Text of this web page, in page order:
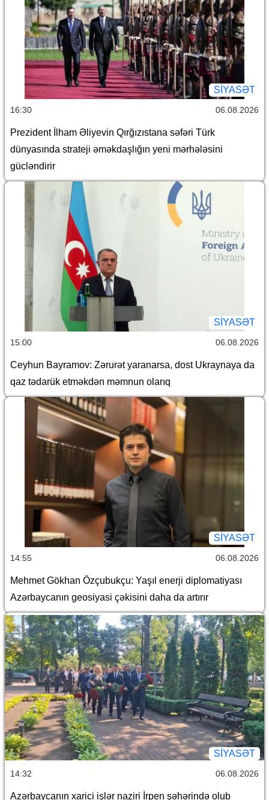
SİYASƏT
16:30 06.08.2026
Prezident İlham Əliyevin Qırğızıstana səfəri Türk
dünyasında strateji əməkdaşlığın yeni mərhələsini
gücləndirir
SİYASƏT
15:00 06.08.2026
Ceyhun Bayramov: Zərurət yaranarsa, dost Ukraynaya da
qaz tədarük etməkdən məmnun olarıq
SİYASƏT
14:55 06.08.2026
Mehmet Gökhan Özçubukçu: Yaşıl enerji diplomatiyası
Azərbaycanın geosiyasi çəkisini daha da artırır
SİYASƏT
14:32 06.08.2026
Azərbaycanın xarici işlər naziri İrpen şəhərində olub